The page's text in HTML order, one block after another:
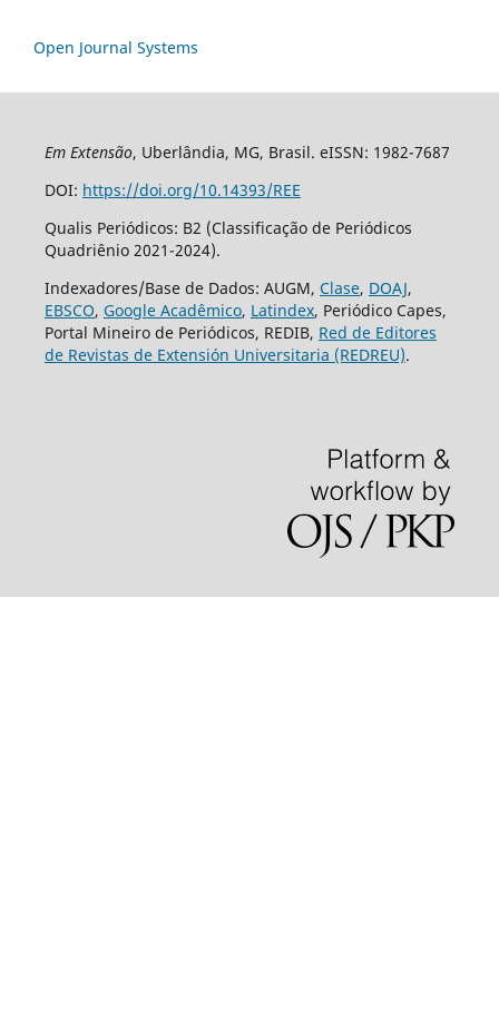
Open Journal Systems
Em Extensão, Uberlândia, MG, Brasil. eISSN: 1982-7687
DOI: https://doi.org/10.14393/REE
Qualis Periódicos: B2 (Classificação de Periódicos
Quadriênio 2021-2024).
Indexadores/Base de Dados: AUGM, Clase, DOAJ,
EBSCO, Google Acadêmico, Latindex, Periódico Capes,
Portal Mineiro de Periódicos, REDIB, Red de Editores
de Revistas de Extensión Universitaria (REDREU).